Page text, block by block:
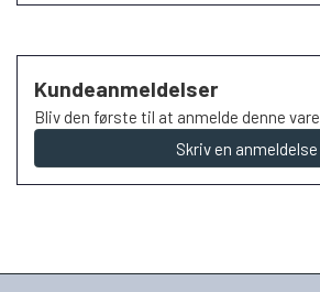
Kundeanmeldelser
Bliv den første til at anmelde denne vare
Skriv en anmeldelse